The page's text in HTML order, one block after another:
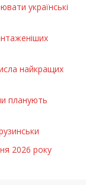
українські
найкращих
планують
2026 року